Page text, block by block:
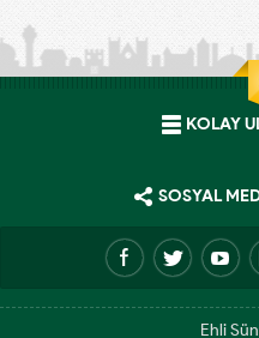
KOLAY
SOSYAL
Ehli